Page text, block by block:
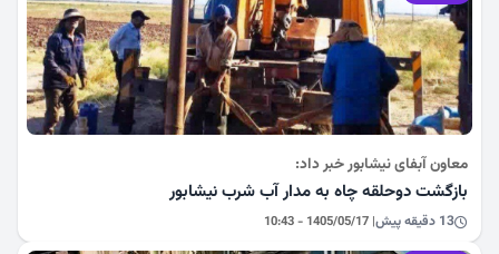
معاون آبفای نیشابور خبر داد:
بازگشت دوحلقه چاه به مدار آب شرب نیشابور
13 دقیقه پیش | 1405/05/17 - 10:43